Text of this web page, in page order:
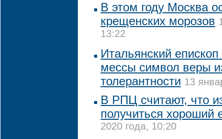
В этом году Москва
крещенских морозов
13:22
Итальянский
мессы символ веры
толерантности 13
В РПЦ считают, что
получиться хороший
2020 года, 10:20